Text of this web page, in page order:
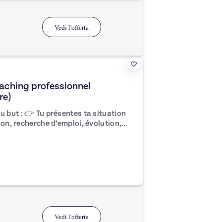
Vedi l'offerta
professionnel
but : 👉 Tu présentes ta situation
recherche d’emploi, évolution,
1 à 2 pistes d’action concrètes,
cette semaine.
Vedi l'offerta